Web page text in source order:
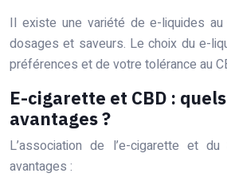
Il existe une variété de e-liquides
dosages et saveurs. Le choix du e-
préférences et de votre tolérance au
E-cigarette et CBD :
avantages ?
L’association de l’e-cigarette et
avantages :